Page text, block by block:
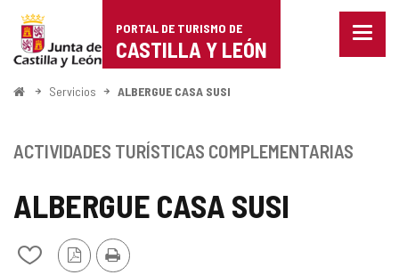
Portal
de
Turismo
Castilla
León
PORTAL DE TURISMO DE
CASTILLA Y LEÓN
Menu
InicioServicios ALBERGUE CASA SUSI
ALBERGUE CASA SUSI
Añadir/quitar
Versión
PDF
Imprimir
ACTIVIDADES TURÍSTICAS COMPLEMENTARIAS